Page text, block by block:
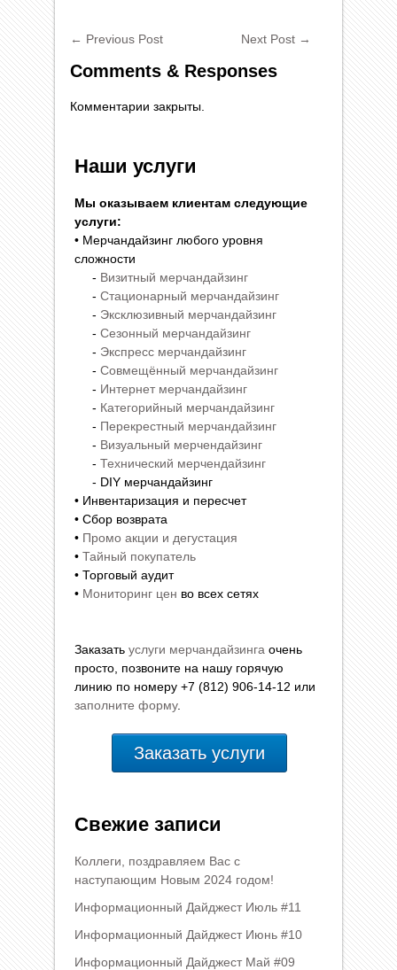
← Previous Post Next Post →
Comments & Responses
Комментарии закрыты.
Наши услуги
Мы оказываем клиентам следующие
услуги:
• Мерчандайзинг любого уровня
сложности
- Визитный мерчандайзинг
- Стационарный мерчандайзинг
- Эксклюзивный мерчандайзинг
- Сезонный мерчандайзинг
- Экспресс мерчандайзинг
- Совмещённый мерчандайзинг
- Интернет мерчандайзинг
- Категорийный мерчандайзинг
- Перекрестный мерчандайзинг
- Визуальный мерчендайзинг
- Технический мерчендайзинг
- DIY мерчандайзинг
• Инвентаризация и пересчет
• Сбор возврата
• Промо акции и дегустация
• Тайный покупатель
• Торговый аудит
• Мониторинг цен во всех сетях
Заказать услуги мерчандайзинга очень
просто, позвоните на нашу горячую
линию по номеру +7 (812) 906-14-12 или
заполните форму.
Заказать услуги
Свежие записи
Коллеги, поздравляем Вас с
наступающим Новым 2024 годом!
Информационный Дайджест Июль #11
Информационный Дайджест Июнь #10
Информационный Дайджест Май #09